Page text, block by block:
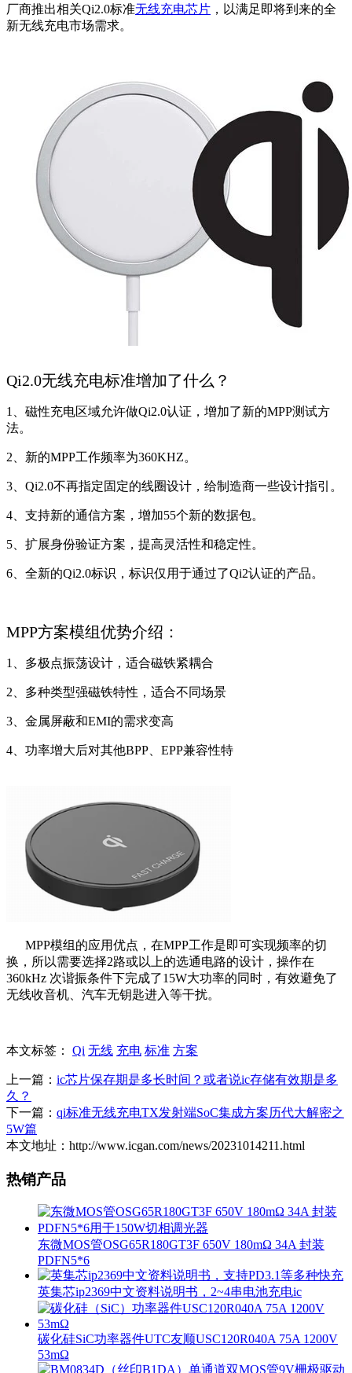
厂商推出相关Qi2.0标准无线充电芯片 ，以满足即将到来的全
新无线充电市场需求。
Qi2.0无线充电标准增加了什么？
1、磁性充电区域允许做Qi2.0认证，增加了新的MPP测试方
法。
2、新的MPP工作频率为360KHZ。
3、Qi2.0不再指定固定的线圈设计，给制造商一些设计指引。
4、支持新的通信方案，增加55个新的数据包。
5、扩展身份验证方案，提高灵活性和稳定性。
6、全新的Qi2.0标识，标识仅用于通过了Qi2认证的产品。
MPP方案模组优势介绍：
1、多极点振荡设计，适合磁铁紧耦合
2、多种类型强磁铁特性，适合不同场景
3、金属屏蔽和EMI的需求变高
4、功率增大后对其他BPP、EPP兼容性特
MPP模组的应用优点，在MPP工作是即可实现频率的切
换，所以需要选择2路或以上的选通电路的设计，操作在
360kHz 次谐振条件下完成了15W大功率的同时，有效避免了
无线收音机、汽车无钥匙进入等干扰。
本文标签： Qi 无线 充电 标准 方案
上一篇： ic芯片保存期是多长时间？或者说ic存储有效期是多
久？
下一篇： qi标准无线充电TX发射端SoC集成方案历代大解密之
5W篇
本文地址：http://www.icgan.com/news/20231014211.html
热销产品
东微MOS管OSG65R180GT3F 650V 180mΩ 34A 封装
PDFN5*6
英集芯ip2369中文资料说明书，2~4串电池充电ic
碳化硅SiC功率器件UTC友顺USC120R040A 75A 1200V
53mΩ